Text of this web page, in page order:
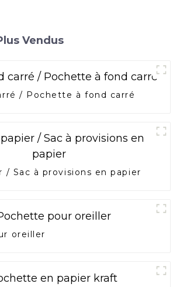
Vendus
/ Pochette à fond carré
/ Sac à provisions en papier
oreiller